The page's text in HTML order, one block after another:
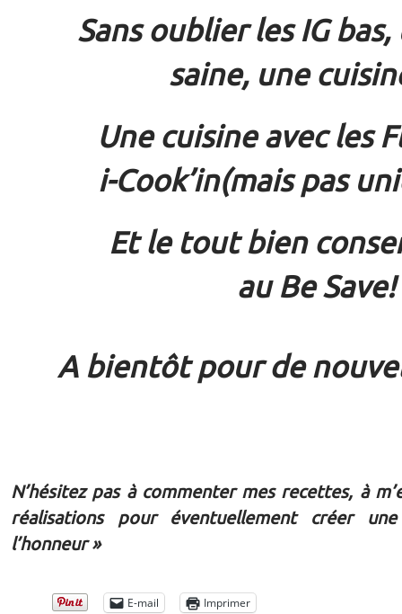
Sans oublier les IG
saine, une
Une cuisine avec les
i-Cook’in(mais pas
Et le tout bien
au Be Save!
A bientôt pour de
N’hésitez pas à commenter mes recettes, à
réalisations pour éventuellement créer
l’honneur »
E-mail Imprimer